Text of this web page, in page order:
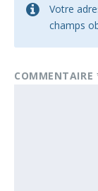
Votre
champs
COMMENTAIRE